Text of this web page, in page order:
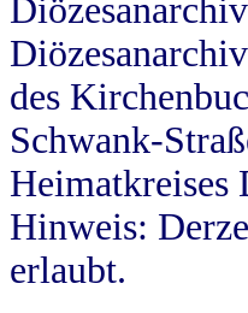
des
Schwank-
Heimatkreises
Hinweis:
erlaubt.